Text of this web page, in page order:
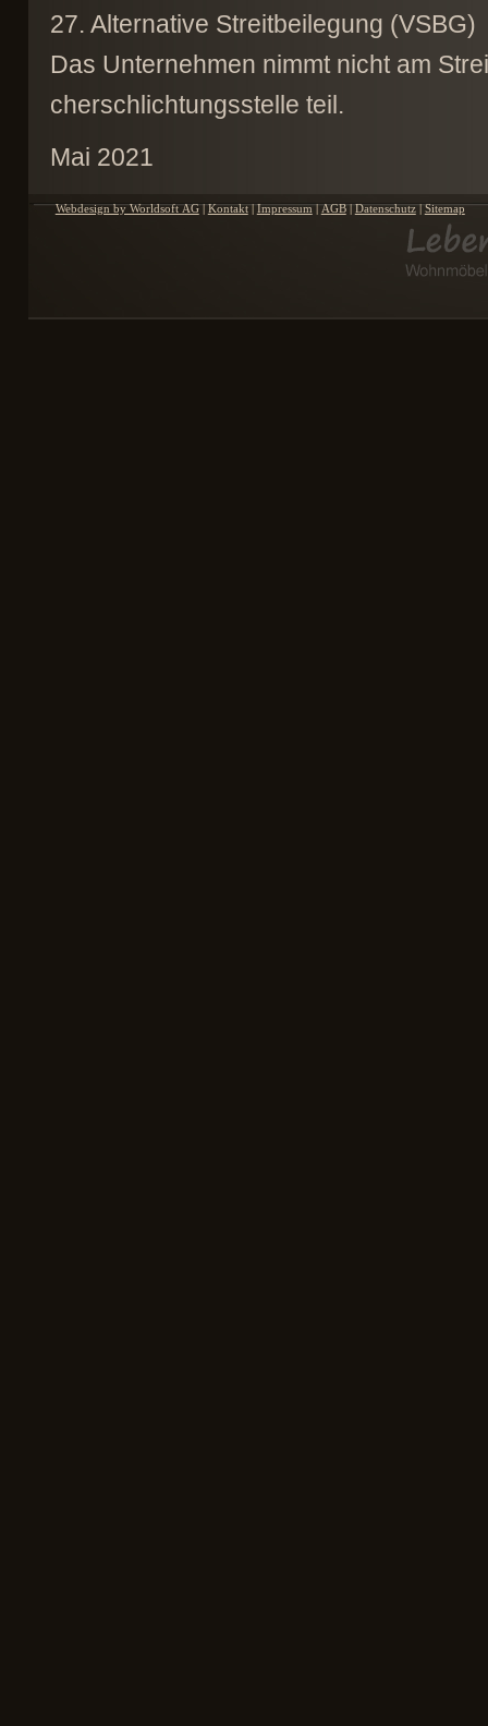
27. Alternative Streitbeilegung (VSBG)
Das Unternehmen nimmt nicht am
cherschlichtungsstelle teil.
Mai 2021
Webdesign by Worldsoft AG|Kontakt|Impressum|AGB|Datenschutz|Sitemap